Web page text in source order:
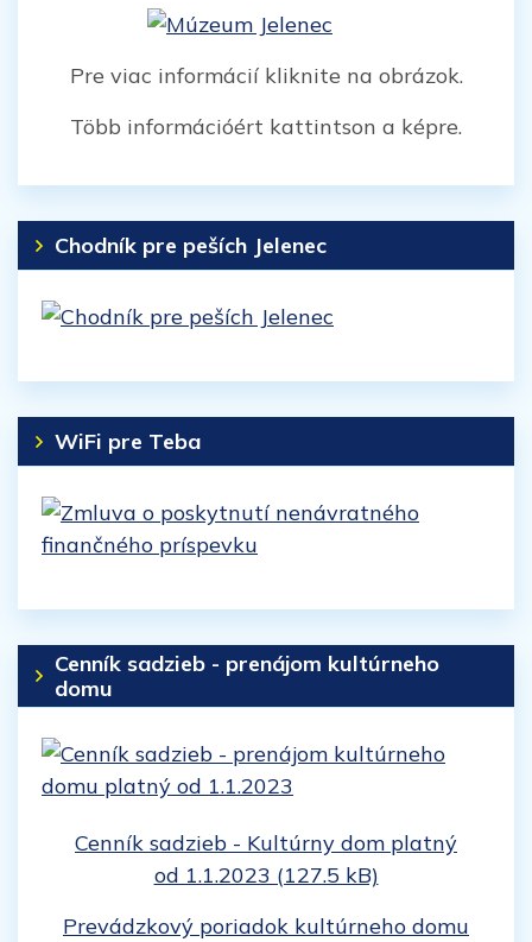
Pre viac informácií kliknite na obrázok.
Több információért kattintson a képre.
Chodník pre peších Jelenec
WiFi pre Teba
Cenník sadzieb - prenájom kultúrneho
domu
Cenník sadzieb - Kultúrny dom platný
od 1.1.2023 (127.5 kB)
Prevádzkový poriadok kultúrneho domu